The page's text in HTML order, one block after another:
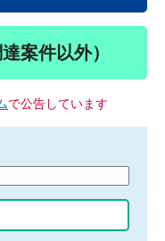
案件以外）
で公告しています